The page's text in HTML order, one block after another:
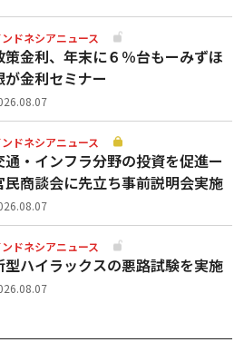
ドネシアニュース
策金利、年末に６％台もーみずほ
が金利セミナー
ドネシアニュース
通・インフラ分野の投資を促進ー
民商談会に先立ち事前説明会実施
ドネシアニュース
型ハイラックスの悪路試験を実施